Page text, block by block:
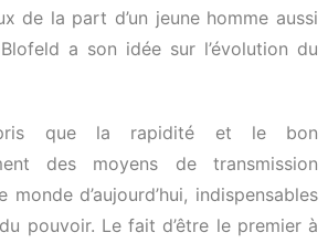
de la part d’un jeune homme aussi
a son idée sur l’évolution du
que la rapidité et le bon
des moyens de transmission
monde d’aujourd’hui, indispensables
pouvoir. Le fait d’être le premier à